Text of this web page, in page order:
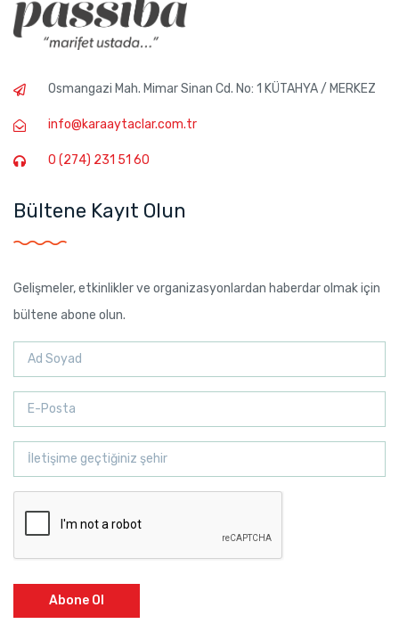
Osmangazi Mah. Mimar Sinan Cd. No: 1 KÜTAHYA / MERKEZ
info@karaaytaclar.com.tr
0 (274) 231 51 60
Bültene Kayıt Olun
Gelişmeler, etkinlikler ve organizasyonlardan haberdar olmak için
bültene abone olun.
Abone Ol